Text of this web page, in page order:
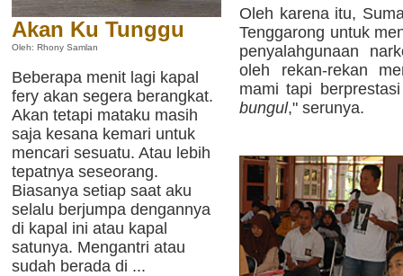
Akan Ku Tunggu
Oleh: Rhony Samlan
Beberapa menit lagi kapal
fery akan segera berangkat.
Akan tetapi mataku masih
saja kesana kemari untuk
mencari sesuatu. Atau lebih
tepatnya seseorang.
Biasanya setiap saat aku
selalu berjumpa dengannya
di kapal ini atau kapal
satunya. Mengantri atau
sudah berada di ...
Oleh karena itu,
Tenggarong untuk
penyalahgunaan
oleh rekan-rekan
mami tapi
bungul," serunya.